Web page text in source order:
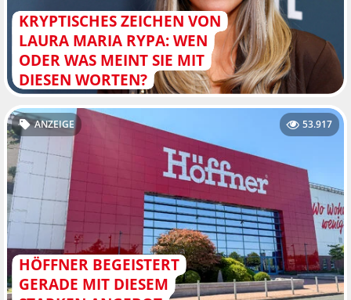
KRYPTISCHES ZEICHEN VON
LAURA MARIA RYPA: WEN
ODER WAS MEINT SIE MIT
DIESEN WORTEN?
HÖFFNER BEGEISTERT
GERADE MIT DIESEM
ANZEIGE 53.917